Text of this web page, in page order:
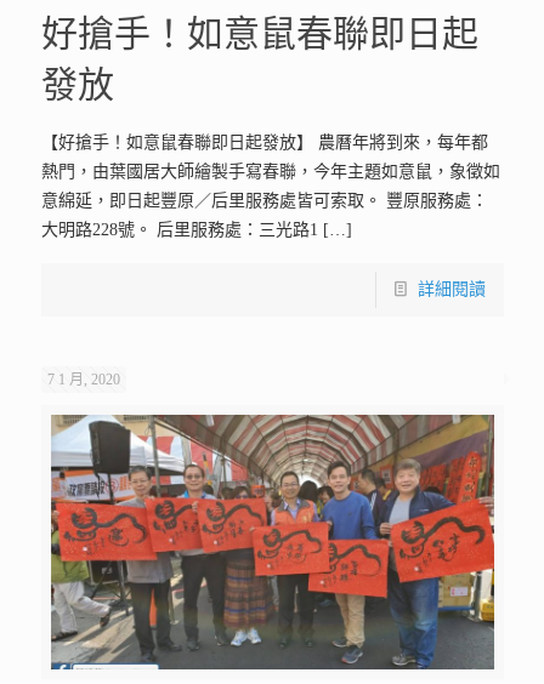
好搶手！如意鼠春聯即日起
發放
【好搶手！如意鼠春聯即日起發放】 農曆年將到來，每年都
熱門，由葉國居大師繪製手寫春聯，今年主題如意鼠，象徵如
意綿延，即日起豐原／后里服務處皆可索取。 豐原服務處：
大明路228號。 后里服務處：三光路1 […]
詳細閱讀
7 1 月, 2020